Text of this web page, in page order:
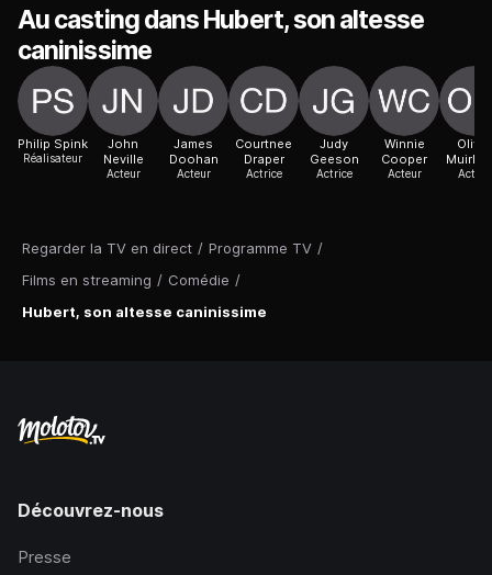
Regarder la TV en direct / Programme TV /
Films en streaming / Comédie /
Hubert, son altesse caninissime
Au casting dans Hubert, son altesse
caninissime
Philip Spink
Réalisateur
John
Neville
Acteur
James
Doohan
Acteur
Courtnee
Draper
Actrice
Judy
Geeson
Actrice
Winnie
Cooper
Acteur
Oliver
Acteur
Découvrez-nous
Presse